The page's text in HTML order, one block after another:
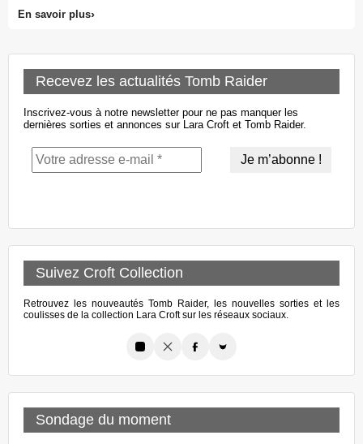
En savoir plus
Recevez les actualités Tomb Raider
Inscrivez-vous à notre newsletter pour ne pas manquer les
dernières sorties et annonces sur Lara Croft et Tomb Raider.
Suivez Croft Collection
Retrouvez les nouveautés Tomb Raider, les nouvelles sorties et les
coulisses de la collection Lara Croft sur les réseaux sociaux.
Sondage du moment